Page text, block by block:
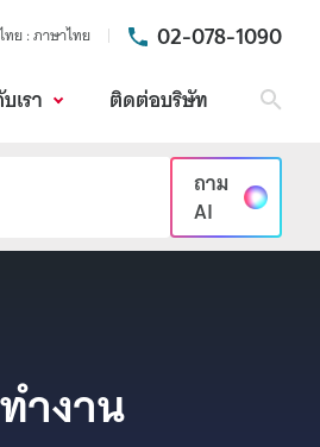
ทย ภาษาไทย 02-078-1090
เรา ติดต่อบริษัท
ถาม
AI
ำงาน